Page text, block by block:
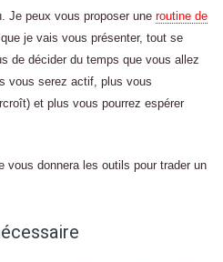
Je peux vous proposer une routine de
je vais vous présenter, tout se
de décider du temps que vous allez
vous serez actif, plus vous
et plus vous pourrez espérer
vous donnera les outils pour trader un